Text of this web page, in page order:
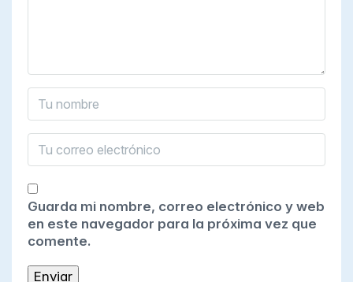
Guarda mi nombre, correo electrónico y web
en este navegador para la próxima vez que
comente.